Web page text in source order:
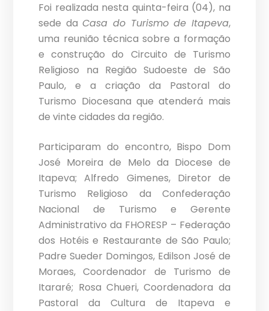
Foi realizada nesta quinta-feira (04), na
sede daCasa do Turismo de Itapeva,
uma reunião técnica sobre a formação
e construção do Circuito de Turismo
Religioso na Região Sudoeste de São
Paulo, e a criação da Pastoral do
Turismo Diocesana que atenderá mais
de vinte cidades da região.
Participaram do encontro, Bispo Dom
José Moreira de Melo da Diocese de
Itapeva; Alfredo Gimenes, Diretor de
Turismo Religioso da Confederação
Nacional de Turismo e Gerente
Administrativo da FHORESP – Federação
dos Hotéis e Restaurante de São Paulo;
Padre Sueder Domingos, Edilson José de
Moraes, Coordenador de Turismo de
Itararé; Rosa Chueri, Coordenadora da
Pastoral da Cultura de Itapeva e